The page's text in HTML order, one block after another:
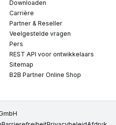
Downloaden
carrière
Partner & Reseller
Veelgestelde vragen
pers
REST API voor ontwikkelaars
Sitemap
B2B Partner Online Shop